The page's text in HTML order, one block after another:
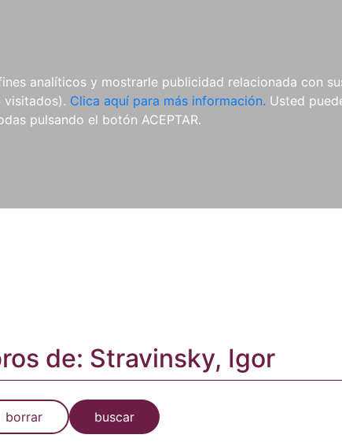
analíticos y mostrarle publicidad relacionada con
visitados). Clica aquí para más información. Usted
pulsando el botón ACEPTAR.
REVISTAS
CDS Y
DVDS
MATERIAL
COMPLEMENTARIO
de: Stravinsky, Igor
borrar buscar